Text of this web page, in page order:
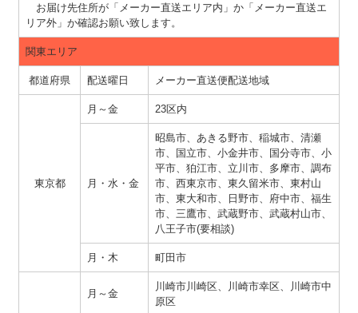
お届け先住所が「メーカー直送エリア内」か「メーカー直送エ
リア外」か確認お願い致します。
関東エリア
都道府県 配送曜日 メーカー直送便配送地域
東京都
月～金 23区内
月・水・金
昭島市、あきる野市、稲城市、清瀬
市、国立市、小金井市、国分寺市、小
平市、狛江市、立川市、多摩市、調布
市、西東京市、東久留米市、東村山
市、東大和市、日野市、府中市、福生
市、三鷹市、武蔵野市、武蔵村山市、
八王子市(要相談)
月・木 町田市
月～金
川崎市川崎区、川崎市幸区、川崎市中
原区